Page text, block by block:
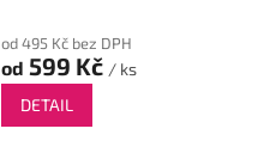
od 495 Kč bez DPH
od 599 Kč / ks
DETAIL